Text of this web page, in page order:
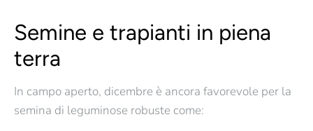
Semine e trapianti in piena
terra
In campo aperto, dicembre è ancora favorevole per la
semina di leguminose robuste come: